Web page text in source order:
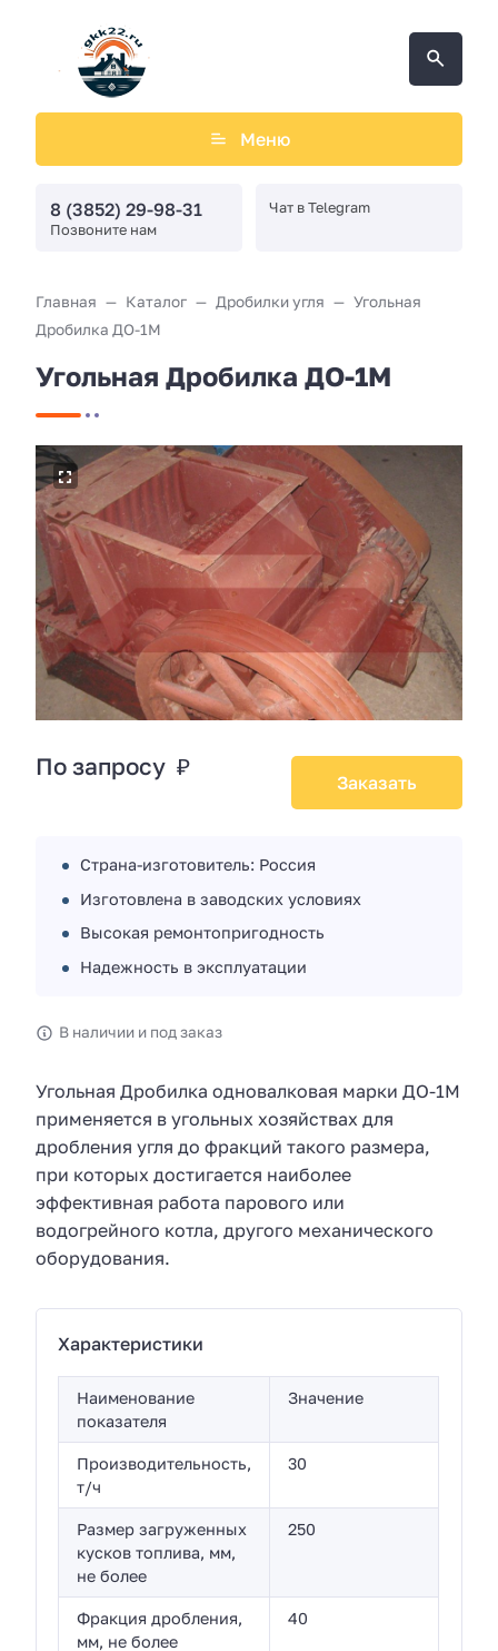
Меню
8 (3852) 29-98-31
Позвоните нам
Чат в Telegram
Главная Каталог Дробилки угля
Угольная
Дробилка ДО-1М
Угольная Дробилка ДО-1М
По запросу ₽
Заказать
Страна-изготовитель: Россия
Изготовлена в заводских условиях
Высокая ремонтопригодность
Надежность в эксплуатации
В наличии и под заказ
Угольная Дробилка одновалковая марки ДО-1М
применяется в угольных хозяйствах для
дробления угля до фракций такого размера,
при которых достигается наиболее
эффективная работа парового или
водогрейного котла, другого механического
оборудования.
Характеристики
Наименование
показателя
Значение
Производительность,
т/ч
30
Размер загруженных
кусков топлива, мм,
не более
250
Фракция дробления,
мм, не более
40